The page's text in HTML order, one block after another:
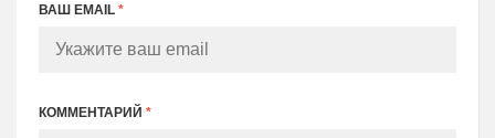
ВАШ EMAIL *
КОММЕНТАРИЙ *